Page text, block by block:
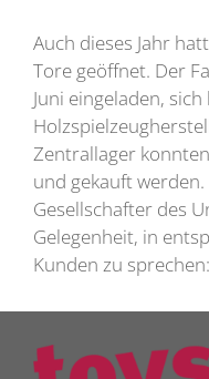
Auch dieses Jahr
Tore geöffnet. Der
Juni eingeladen,
Zentrallager
und gekauft
Gesellschafter des
Gelegenheit, in
Kunden zu